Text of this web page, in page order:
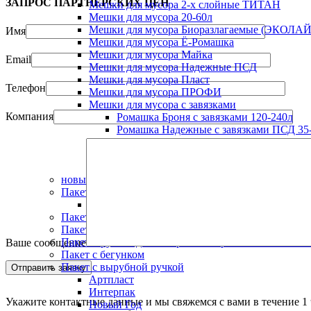
ЗАПРОС ПАРТНЁРСКИХ ЦЕН
Имя
Email
Телефон
Компания
Ваше сообщение
Укажите контактные данные и мы свяжемся с вами в течение 1
Мешки для мусора 2-х слойные ТИТАН
Мешки для мусора 20-60л
Мешки для мусора Биоразлагаемые
Мешки для мусора Ё-Ромашка
Мешки для мусора Майка
Мешки для мусора Надежные ПСД
Мешки для мусора Пласт
Мешки для мусора ПРОФИ
Мешки для мусора с завязками
Ромашка Броня с завязками 120-240л
Ромашка Надежные с завязками ПСД
Ромашка Практичные с завязками ПВД
Ромашка Премиум с завязками ПВД 30-
Ромашка Стандарт с завязками ПВД 35-
новый год
Пакет "майка"
Пакет Zip Lock
Пакет без клапана
Пакет в рулоне для заморозки и хранения
Пакет с бегунком
Пакет с вырубной ручкой
Артпласт
Интерпак
Новый Год